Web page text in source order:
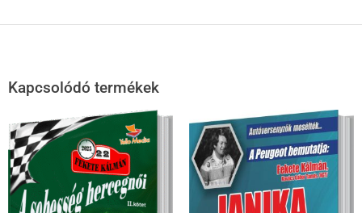
Kapcsolódó termékek